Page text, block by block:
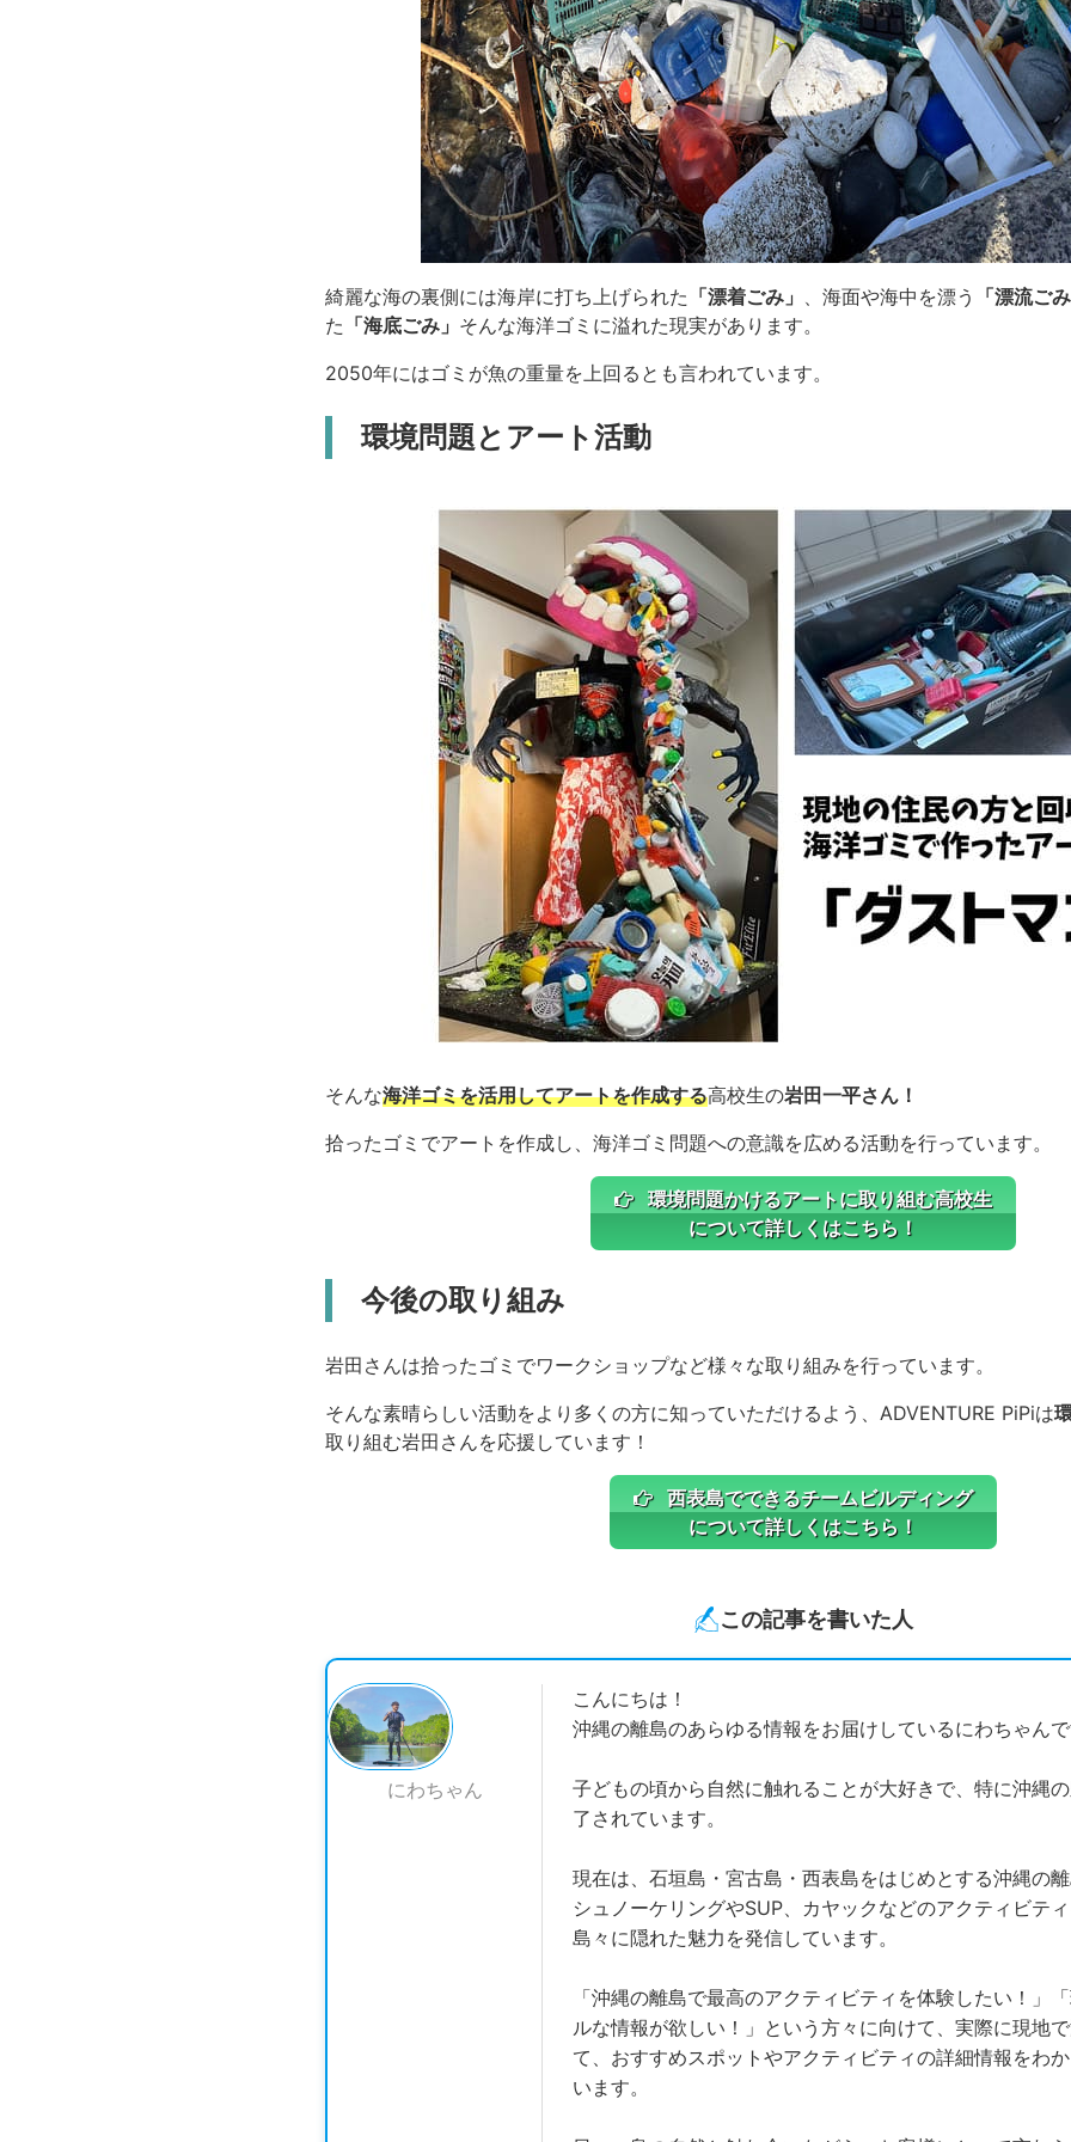
綺麗な海の裏側には海岸に打ち上げられた 「漂着ごみ」 、海面や海中を漂う 「漂流ごみ
た 「海底ごみ」 そんな海洋ゴミに溢れた現実があります。
2050年にはゴミが魚の重量を上回るとも言われています。
環境問題とアート活動
そんな海洋ゴミを活用してアートを作成する高校生の岩田一平さん！
拾ったゴミでアートを作成し、海洋ゴミ問題への意識を広める活動を行っています。
環境問題かけるアートに取り組む高校生
について詳しくはこちら！
今後の取り組み
岩田さんは拾ったゴミでワークショップなど様々な取り組みを行っています。
そんな素晴らしい活動をより多くの方に知っていただけるよう、ADVENTURE PiPiは
取り組む岩田さんを応援しています！
西表島でできるチームビルディング
について詳しくはこちら！
この記事を書いた人
にわちゃん
こんにちは！
沖縄の離島のあらゆる情報をお届けしているにわちゃんで
子どもの頃から自然に触れることが大好きで、特に沖縄
了されています。
現在は、石垣島・宮古島・西表島をはじめとする沖縄の離
シュノーケリングやSUP、カヤックなどのアクティビティ
島々に隠れた魅力を発信しています。
「沖縄の離島で最高のアクティビティを体験したい！」
ルな情報が欲しい！」という方々に向けて、実際に現地
て、おすすめスポットやアクティビティの詳細情報をわ
います。